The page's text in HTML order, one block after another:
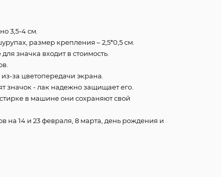
3,5-4 см.
размер крепления – 2,5*0,5 см.
значка входит в стоимость.
за цветопередачи экрана.
значок - лак надежно защищает его.
в машине они сохраняют свой
на 14 и 23 февраля, 8 марта, день рождения и